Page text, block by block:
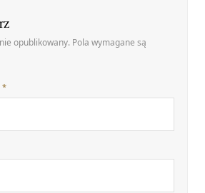
opublikowany. Pola wymagane są
*